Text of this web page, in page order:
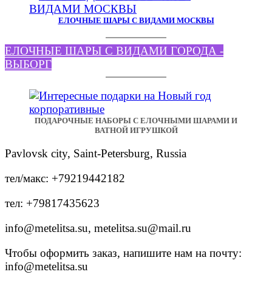
ЕЛОЧНЫЕ ШАРЫ С ВИДАМИ МОСКВЫ
ЕЛОЧНЫЕ ШАРЫ С ВИДАМИ ГОРОДА -
ВЫБОРГ
ПОДАРОЧНЫЕ НАБОРЫ С ЕЛОЧНЫМИ ШАРАМИ И
ВАТНОЙ ИГРУШКОЙ
Pavlovsk city, Saint-Petersburg, Russia
тел/макс: +79219442182
тел: +79817435623
info@metelitsa.su, metelitsa.su@mail.ru
Чтобы оформить заказ, напишите нам на почту:
info@metelitsa.su